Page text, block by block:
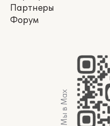
Партнеры
Форум
Мы в Max